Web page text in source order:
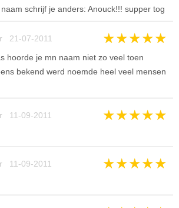
schrijf je anders: Anouck!!! supper tog
21-07-2011 ★★★★★
hoorde je mn naam niet zo veel toen
bekend werd noemde heel veel mensen
11-09-2011 ★★★★★
11-09-2011 ★★★★★